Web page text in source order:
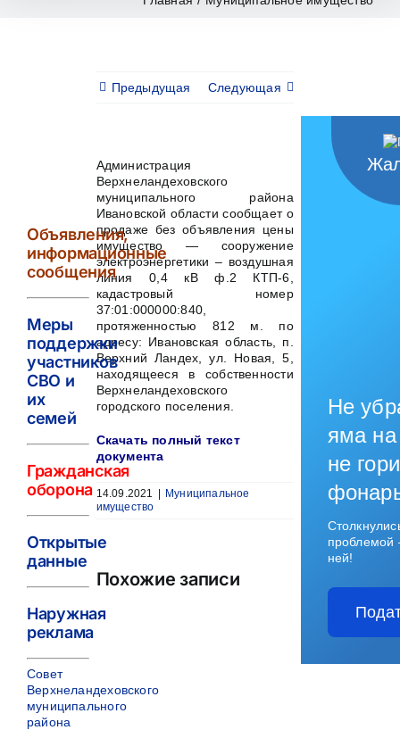
Предыдущая Следующая
Администрация
Верхнеландеховского
муниципального района
Ивановской области сообщает о
продаже без объявления цены
имущество — сооружение
электроэнергетики – воздушная
линия 0,4 кВ ф.2 КТП-6,
кадастровый номер
37:01:000000:840,
протяженностью 812 м. по
адресу: Ивановская область, п.
Верхний Ландех, ул. Новая, 5,
находящееся в собственности
Верхнеландеховского
городского поселения.
Скачать полный текст
документа
14.09.2021 | Муниципальное
имущество
Похожие записи
Объявления,
информационные
сообщения
Меры
поддержки
участников
СВО и
их
семей
Гражданская
оборона
Открытые
данные
Наружная
реклама
Совет
Верхнеландеховского
муниципального
района
Не
яма на
не
ней!